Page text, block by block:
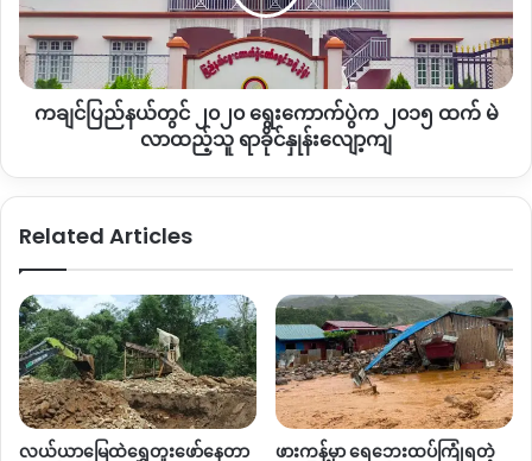
အောက်တိုဘာလ ၁၀ ရက်နေ့မှ ၁၅ ရက်နေ့ထိ ကချင်ပြည်နယ်
လုပ်ငန်းညှိနှိုင်းဆောင်ရွက်ရေးအဖွဲ့(SNU) မှ ပူတာအိုနှင့် ဆွမ်ပရာ
ဘွမ်မြို့နယ်များရှိ အသေးစားရွှေလုပ်ကွက်များအား ဒုတိယအကြိမ်
ဖြင့် မြေပြင်ကွင်းဆင်းလေ့လာစစ်ဆေးခဲ့ပြီးနောက် အောက်တိုဘာ
၂၇ ရက်နေ့တွင် အစီရင်ခံစာတစ်စောင် တင်သွင်းခဲ့ကြောင်းသိရ
သည်။
၎င်းအစီရင်ခံစာနှင့်ပတ်သက်ပြီး ကချင်ပြည်နယ် အစိုးရအဖွဲ့
သယံဇာတနှင့် သဘာဝပတ်ဝန်းကျင်ထိန်းသိမ်းရေးဝန်ကြီးဌာန မှ
နိုဝင်ဘာလ ၉ ရက်နေ့တွင် စီစစ်ကြပ်မတ်ဆောင်ရွက်သွားရန်
ပြန်လည်အကြောင်းကြားစာ ထုတ်ပြန်ခဲ့သည်ကို တွေ့ရသည်။
အဆိုပါ SNU အဖွဲ့မှ ဆက်လက်ပြီးှ ဝိုင်းမော်မြို့နယ်ရှိ သယံဇာတ
တူးဖော်လုပ်ကွက်များသို့ မြေပြင် ကွင်းဆင်းလေ့လာ စီစစ်သွားမည်
၂၀၁၅
ထက်
မဲ
လာ
ထည့်
ကချင်ပြည်နယ်တွင် ၂၀၂၀ ရွေးကောက်ပွဲက ၂၀၁၅ ထက် မဲ
လာထည့်သူ ရာခိုင်နှုန်းလျော့ကျ
Related Articles
လယ်ယာမြေထဲရွှေတူးဖော်နေတာ
ဖားကန့်မှာ ရေဘေးထပ်ကြုံရတဲ့